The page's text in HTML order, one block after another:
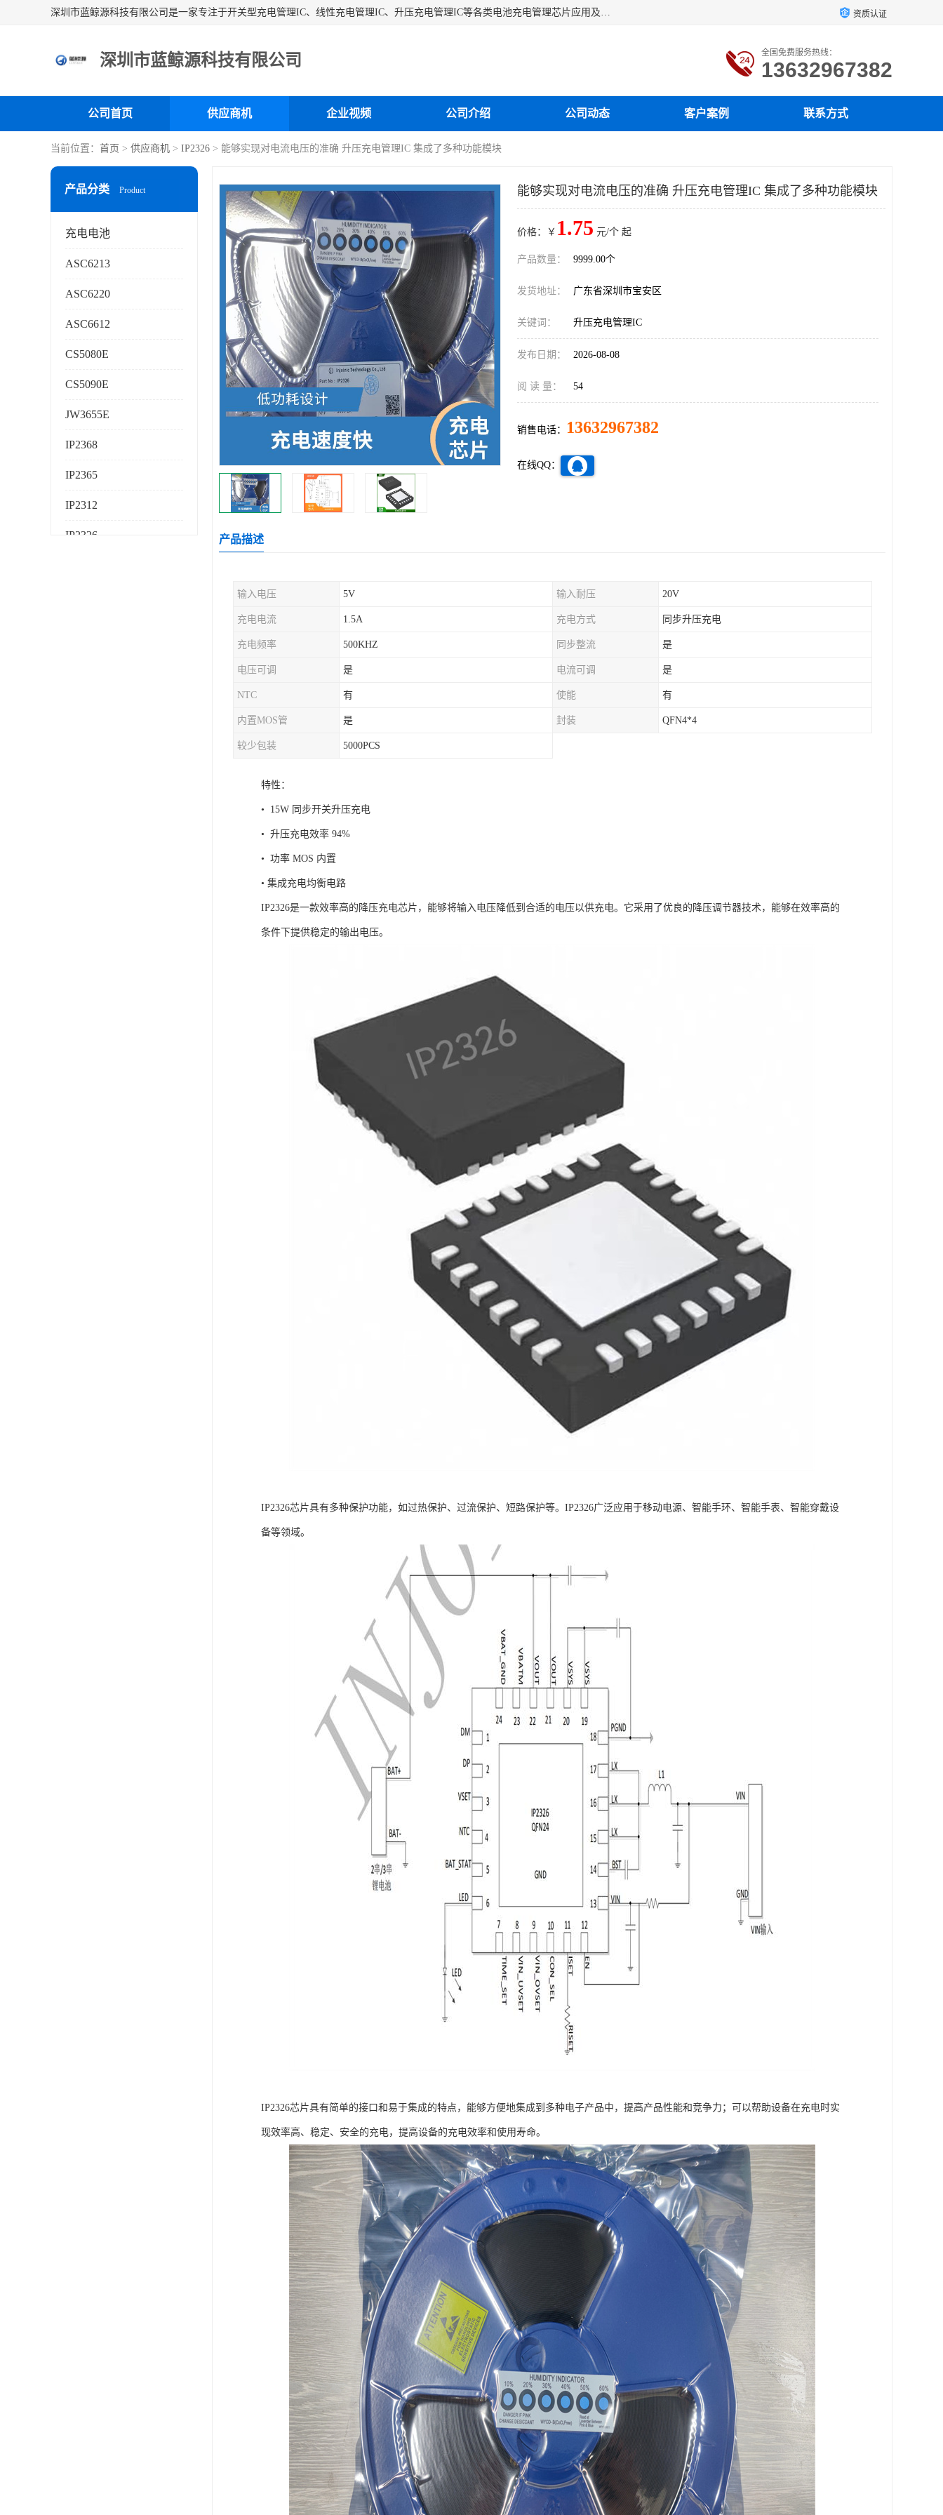
深圳市蓝鲸源科技有限公司是一家专注于开关型充电管理IC、线性充电管理IC、升压充电管理IC等各类电池充电管理芯片应用及芯片销售的企业，多年来公司为众多企业解决充电应用难题，设计缺陷，EMC超量等问题，是一家以充电技术指导为核心的充电芯片销售公司。 资质认证
深圳市蓝鲸源科技有限公司 全国免费服务热线：
13632967382
公司首页 供应商机 企业视频 公司介绍 公司动态 客户案例 联系方式
当前位置： 首页 > 供应商机 > IP2326 > 能够实现对电流电压的准确 升压充电管理IC 集成了多种功能模块
产品分类 Product
充电电池
ASC6213
ASC6220
ASC6612
CS5080E
CS5090E
JW3655E
IP2368
IP2365
IP2312
IP2326
能够实现对电流电压的准确 升压充电管理IC 集成了多种功能模块
价格：￥ 1.75 元/个 起
产品数量： 9999.00个
发货地址： 广东省深圳市宝安区
关键词： 升压充电管理IC
发布日期： 2026-08-08
阅 读 量： 54
销售电话： 13632967382
在线QQ：
产品描述
输入电压 5V 输入耐压 20V
充电电流 1.5A 充电方式 同步升压充电
充电频率 500KHZ 同步整流 是
电压可调 是 电流可调 是
NTC 有 使能 有
内置MOS管 是 封装 QFN4*4
较少包装 5000PCS
特性：
• 15W 同步开关升压充电
• 升压充电效率 94%
• 功率 MOS 内置
• 集成充电均衡电路
IP2326是一款效率高的降压充电芯片，能够将输入电压降低到合适的电压以供充电。它采用了优良的降压调节器技术，能够在效率高的
条件下提供稳定的输出电压。
IP2326芯片具有多种保护功能，如过热保护、过流保护、短路保护等。IP2326广泛应用于移动电源、智能手环、智能手表、智能穿戴设
备等领域。
IP2326芯片具有简单的接口和易于集成的特点，能够方便地集成到多种电子产品中，提高产品性能和竞争力；可以帮助设备在充电时实
现效率高、稳定、安全的充电，提高设备的充电效率和使用寿命。